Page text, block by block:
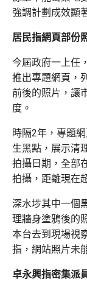
強調計劃成效顯
居民指網頁部份
今屆政府一上任
推出專題網頁，
前後的照片，讓
度。
時隔2年，專題
生黑點，展示清
拍攝日期，全部
拍攝，距離現在
深水埗其中一個
理牆身塗鴉後的
本台去到現場視
指，網站照片未
卓永興指密集派